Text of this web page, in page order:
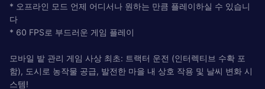
* 오프라인 모드 언제 어디서나 원하는 만큼 플레이하실 수 있습니
다
* 60 FPS로 부드러운 게임 플레이
모바일 밭 관리 게임 사상 최초: 트랙터 운전 (인터렉티브 수확 포
함), 도시로 농작물 공급, 발전한 마을 내 상호 작용 및 날씨 변화 시
스템!